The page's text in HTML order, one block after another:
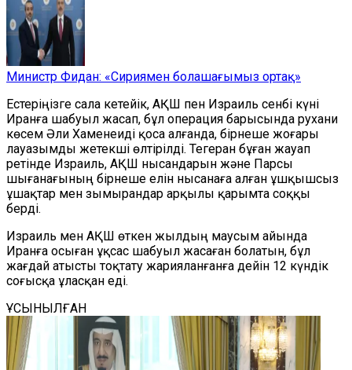
Министр Фидан: «Сириямен болашағымыз ортақ»
Естеріңізге сала кетейік, АҚШ пен Израиль сенбі күні
Иранға шабуыл жасап, бұл операция барысында рухани
көсем Әли Хаменеиді қоса алғанда, бірнеше жоғары
лауазымды жетекші өлтірілді. Тегеран бұған жауап
ретінде Израиль, АҚШ нысандарын және Парсы
шығанағының бірнеше елін нысанаға алған ұшқышсыз
ұшақтар мен зымырандар арқылы қарымта соққы
берді.
Израиль мен АҚШ өткен жылдың маусым айында
Иранға осыған ұқсас шабуыл жасаған болатын, бұл
жағдай атысты тоқтату жарияланғанға дейін 12 күндік
соғысқа ұласқан еді.
ҰСЫНЫЛҒАН